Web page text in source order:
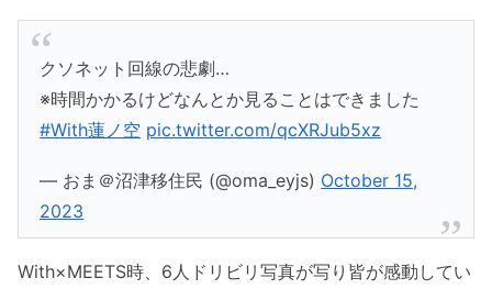
クソネット回線の悲劇…
※時間かかるけどなんとか見ることはできました
#With蓮ノ空 pic.twitter.com/qcXRJub5xz
— おま＠沼津移住民 (@oma_eyjs) October 15,
2023
With×MEETS時、6人ドリビリ写真が写り皆が感動してい